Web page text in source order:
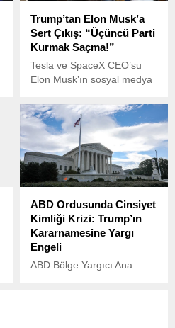
Trump’tan Elon Musk’a
Sert Çıkış: “Üçüncü Parti
Kurmak Saçma!”
Tesla ve SpaceX CEO’su
Elon Musk’ın sosyal medya
Partisi”ni kurduğunu
duyurmasının ardından,
ABD eski Başkanı Donald
Trump’tan sert bir açıklama
geldi.
ABD Ordusunda Cinsiyet
Kimliği Krizi: Trump’ın
Kararnamesine Yargı
Engeli
ABD Bölge Yargıcı Ana